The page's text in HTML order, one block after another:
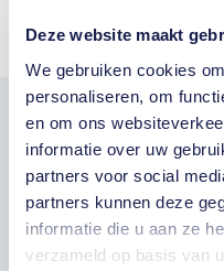
Deze website maakt
We gebruiken cookies
personaliseren, om
en om ons
informatie over uw
partners voor social
partners kunnen deze
informatie die u aan ze
verzameld op basis van
Word fan
TeamNL
Wil je als fan van